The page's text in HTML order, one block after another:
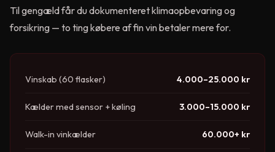
Til gengæld får du dokumenteret klimaopbevaring og
forsikring — to ting købere af fin vin betaler mere for.
Vinskab (60 flasker) 4.000–25.000 kr
Kælder med sensor + køling 3.000–15.000 kr
Walk-in vinkælder 60.000+ kr